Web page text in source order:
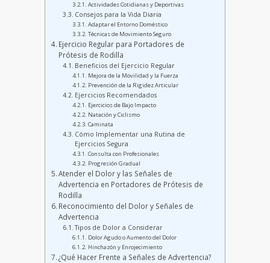
Actividades Cotidianas y Deportivas
Consejos para la Vida Diaria
Adaptar el Entorno Doméstico
Técnicas de Movimiento Seguro
Ejercicio Regular para Portadores de
Prótesis de Rodilla
Beneficios del Ejercicio Regular
Mejora de la Movilidad y la Fuerza
Prevención de la Rigidez Articular
Ejercicios Recomendados
Ejercicios de Bajo Impacto
Natación y Ciclismo
Caminata
Cómo Implementar una Rutina de
Ejercicios Segura
Consulta con Profesionales
Progresión Gradual
Atender el Dolor y las Señales de
Advertencia en Portadores de Prótesis de
Rodilla
Reconocimiento del Dolor y Señales de
Advertencia
Tipos de Dolor a Considerar
Dolor Agudo o Aumento del Dolor
Hinchazón y Enrojecimiento
¿Qué Hacer Frente a Señales de Advertencia?